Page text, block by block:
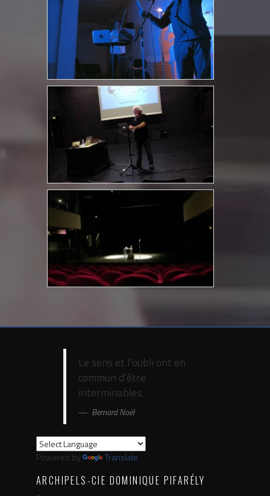
Le sens et l’oubli ont en
commun d’être
interminables.
Bernard Noël
Powered by Translate
ARCHIPELS-CIE DOMINIQUE PIFARÉLY